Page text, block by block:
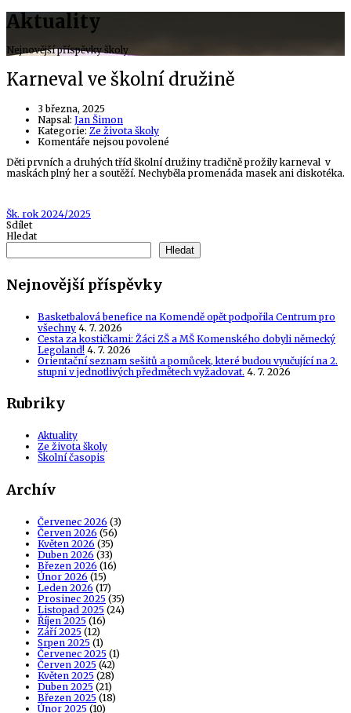
Aktuality
Nejnovější příspěvky školy
Karneval ve školní družině
3 března, 2025
Napsal: Author
Jan Šimon
Kategorie: Ze života školy
Komentáře nejsou povolené
s
názvem
Děti prvních a druhých tříd školní družiny tradičně prožily karneval v
maskách plný her a soutěží. Nechyběla promenáda masek ani diskotéka.
Tags
Šk. rok 2024/2025
Sdílet
Hledat
Hledat
Nejnovější příspěvky
Basketbalová benefice na Komendě opět podpořila Centrum pro
všechny 4. 7. 2026
Cesta za kostičkami: Žáci ZŠ a MŠ Komenského dobyli německý
Legoland! 4. 7. 2026
Orientační seznam sešitů a pomůcek, které budou vyučující na 2.
stupni v jednotlivých předmětech vyžadovat. 4. 7. 2026
Rubriky
Aktuality
Ze života školy
Školní časopis
Archív
Červenec 2026 (3)
Červen 2026 (56)
Květen 2026 (35)
Duben 2026 (33)
Březen 2026 (16)
Únor 2026 (15)
Leden 2026 (17)
Prosinec 2025 (35)
Listopad 2025 (24)
Říjen 2025 (16)
Září 2025 (12)
Srpen 2025 (1)
Červenec 2025 (1)
Červen 2025 (42)
Květen 2025 (28)
Duben 2025 (21)
Březen 2025 (18)
Únor 2025 (10)